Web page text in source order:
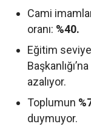
Cami
oranı: %40.
Eğitim
azalıyor.
Toplumun
duymuyor.